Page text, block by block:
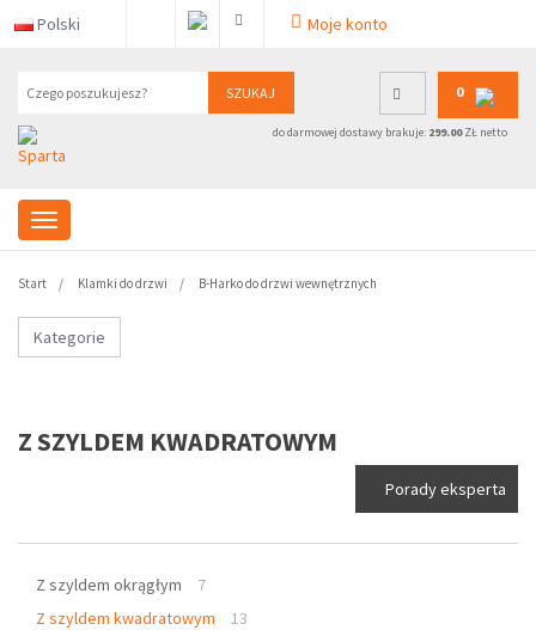
Polski Moje konto
SZUKAJ 0
do darmowej dostawy brakuje: 299.00ZŁ netto
Start Klamki do drzwi B-Harko do drzwi wewnętrznych
Kategorie
Z SZYLDEM KWADRATOWYM
Porady eksperta
Z szyldem okrągłym
7
Z szyldem kwadratowym
13